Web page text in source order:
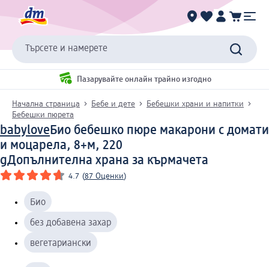
Търсете и намерете
Пазарувайте онлайн трайно изгодно
Начална страница Бебе и дете
Бебешки храни и напитки
Бебешки пюрета
babyloveБио бебешко пюре макарони с домати
и моцарела, 8+м, 220
gДопълнителна храна за кърмачета
4.7 (87 Оценки)
Био
без добавена захар
вегетариански